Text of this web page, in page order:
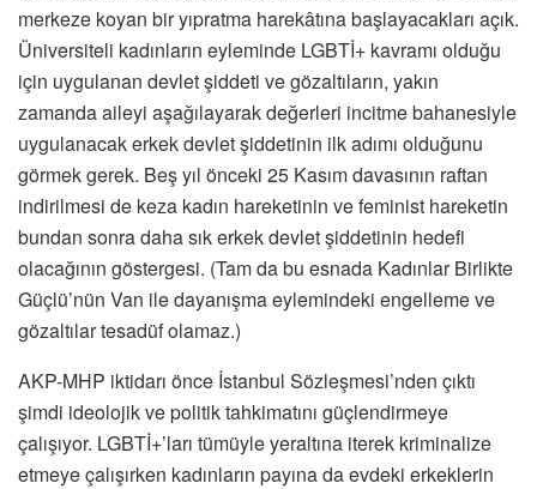
merkeze koyan bir yıpratma harekâtına başlayacakları açık.
Üniversiteli kadınların eyleminde LGBTİ+ kavramı olduğu
için uygulanan devlet şiddeti ve gözaltıların, yakın
zamanda aileyi aşağılayarak değerleri incitme bahanesiyle
uygulanacak erkek devlet şiddetinin ilk adımı olduğunu
görmek gerek. Beş yıl önceki 25 Kasım davasının raftan
indirilmesi de keza kadın hareketinin ve feminist hareketin
bundan sonra daha sık erkek devlet şiddetinin hedefi
olacağının göstergesi. (Tam da bu esnada Kadınlar Birlikte
Güçlü’nün Van ile dayanışma eylemindeki engelleme ve
gözaltılar tesadüf olamaz.)
AKP-MHP iktidarı önce İstanbul Sözleşmesi’nden çıktı
şimdi ideolojik ve politik tahkimatını güçlendirmeye
çalışıyor. LGBTİ+’ları tümüyle yeraltına iterek kriminalize
etmeye çalışırken kadınların payına da evdeki erkeklerin